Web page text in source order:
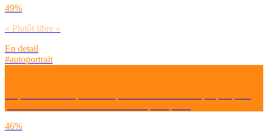
49%
« Plutôt libre »
En detail
#autoportrait
46%